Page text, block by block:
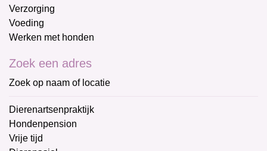
Verzorging
Voeding
Werken met honden
Zoek een adres
Zoek op naam of locatie
Dierenartsenpraktijk
Hondenpension
Vrije tijd